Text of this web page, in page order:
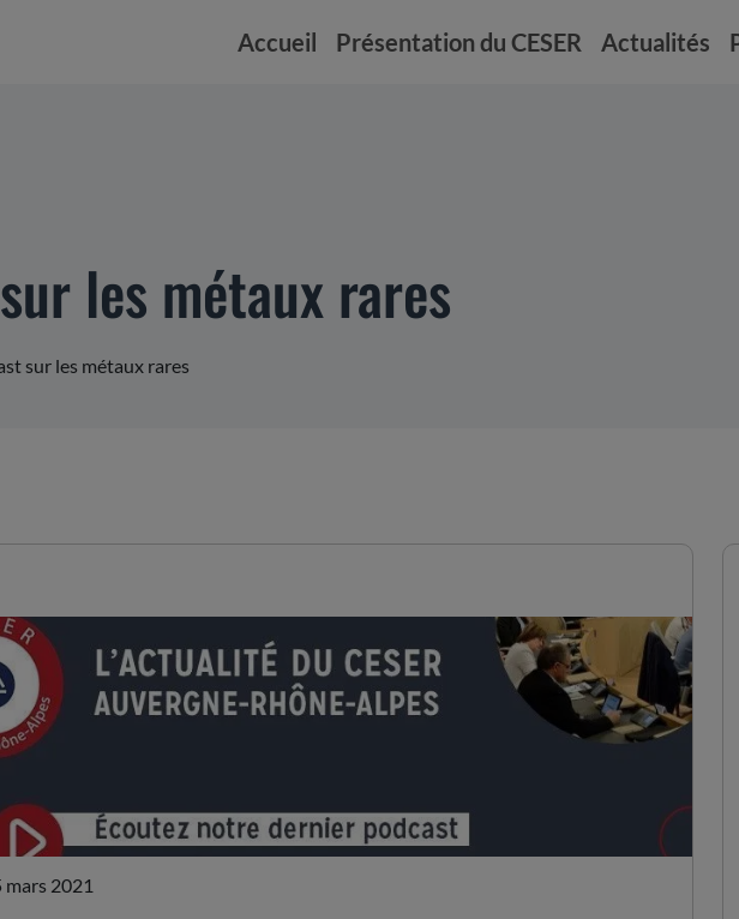
Accueil Présentation du CESER Actualités
les métaux rares
sur les métaux rares
sur les métaux rares
mars 2021